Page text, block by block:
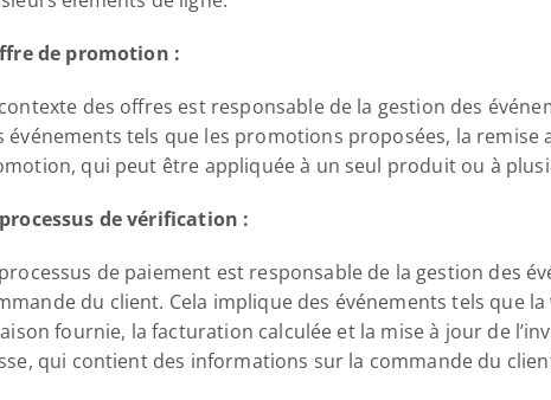
de promotion :
des offres est responsable de la gestion des
événements tels que les promotions proposées, la
qui peut être appliquée à un seul produit ou à
de vérification :
de paiement est responsable de la gestion des
du client. Cela implique des événements tels que
fournie, la facturation calculée et la mise à jour de
qui contient des informations sur la commande du